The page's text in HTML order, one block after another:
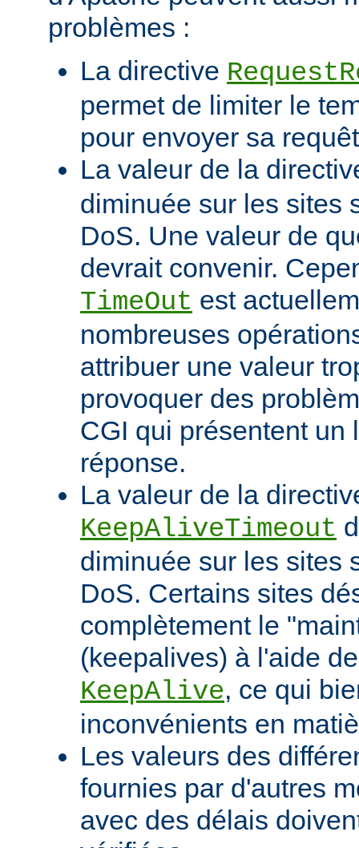
problèmes :
La directive
permet de limiter le
pour envoyer sa
La valeur de la
diminuée sur les sites
DoS. Une valeur de
devrait convenir.
TimeOut est
nombreuses
attribuer une valeur
provoquer des
CGI qui présentent un
réponse.
La valeur de la
KeepAliveTimeout
diminuée sur les sites
DoS. Certains sites
complètement le
(keepalives) à l'aide
KeepAlive, ce qui
inconvénients en
Les valeurs des
fournies par d'autres
avec des délais